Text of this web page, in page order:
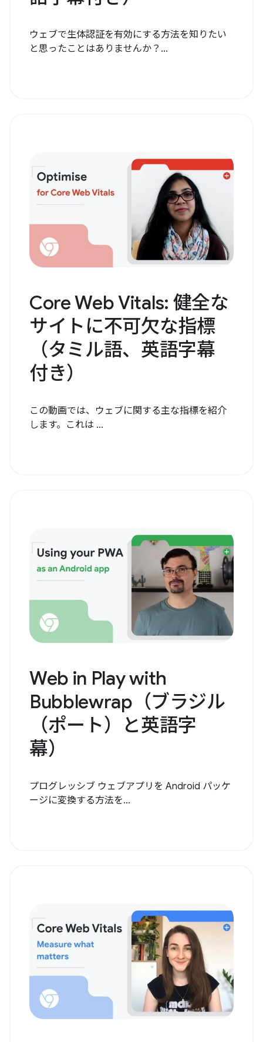
ウェブで生体認証を有効にする方法を知りたい
と思ったことはありませんか？...
Core Web Vitals: 健全な
サイトに不可欠な指標
（タミル語、英語字幕
付き）
この動画では、ウェブに関する主な指標を紹介
します。これは ...
Web in Play with
Bubblewrap（ブラジル
（ポート）と英語字
幕）
プログレッシブ ウェブアプリを Android パッケ
ージに変換する方法を...